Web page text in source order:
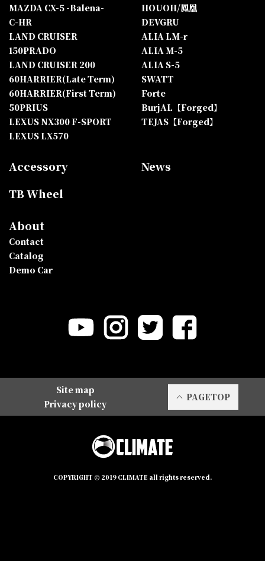
MAZDA CX-5 -Balena-
C-HR
LAND CRUISER
150PRADO
LAND CRUISER 200
60HARRIER(Late Term)
60HARRIER(First Term)
50PRIUS
LEXUS NX300 F-SPORT
LEXUS LX570
HOUOH/鳳凰
DEVGRU
ALIA LM-r
ALIA M-5
ALIA S-5
SWATT
Forte
BurjAL【Forged】
TEJAS【Forged】
Accessory
TB Wheel
About
Contact
Catalog
Demo Car
News
Site map
Privacy policy
PAGETOP
COPYRIGHT © 2019 CLIMATE all rights reserved.